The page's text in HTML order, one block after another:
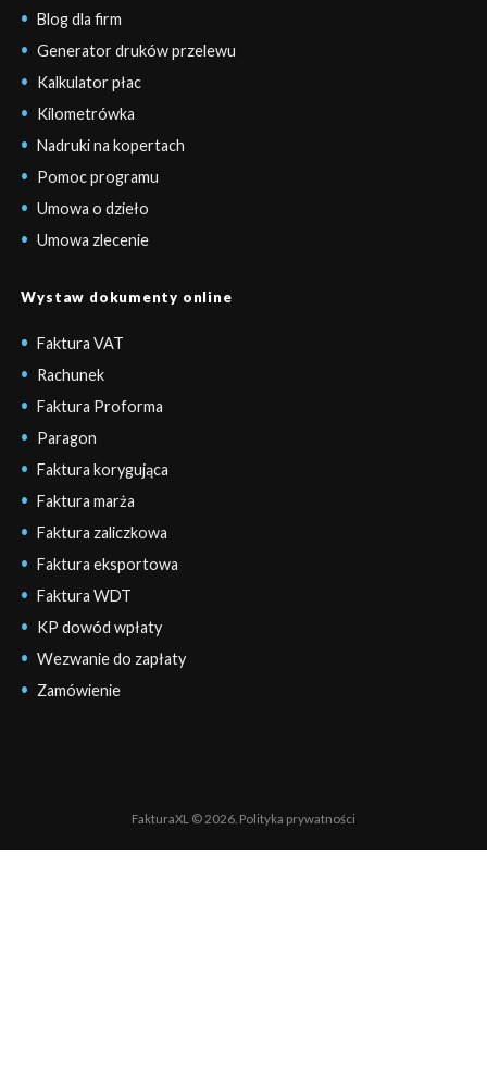
Blog dla firm
Generator druków przelewu
Kalkulator płac
Kilometrówka
Nadruki na kopertach
Pomoc programu
Umowa o dzieło
Umowa zlecenie
Wystaw dokumenty online
Faktura VAT
Rachunek
Faktura Proforma
Paragon
Faktura korygująca
Faktura marża
Faktura zaliczkowa
Faktura eksportowa
Faktura WDT
KP dowód wpłaty
Wezwanie do zapłaty
Zamówienie
FakturaXL © 2026. Polityka prywatności